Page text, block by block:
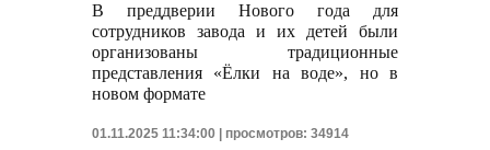
В преддверии Нового года для
сотрудников завода и их детей были
организованы традиционные
представления «Ёлки на воде», но в
новом формате
01.11.2025 11:34:00 | просмотров: 34914